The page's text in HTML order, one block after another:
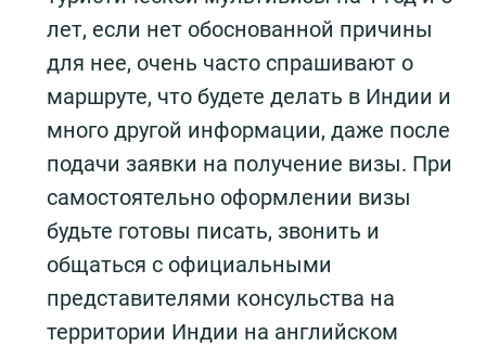
лет, если нет обоснованной причины
для нее, очень часто спрашивают о
маршруте, что будете делать в Индии и
много другой информации, даже после
подачи заявки на получение визы. При
самостоятельно оформлении визы
будьте готовы писать, звонить и
общаться с официальными
представителями консульства на
территории Индии на английском